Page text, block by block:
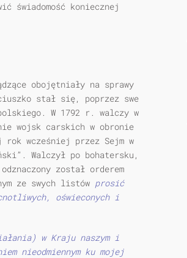
koniecznej
obojętniały na sprawy
stał się, poprzez swe
W 1792 r. walczy w
wojsk carskich w obronie
wcześniej przez Sejm w
Walczył po bohatersku,
został orderem
ze swych listów prosić
oświeconych i
w Kraju naszym i
nieodmiennym ku mojej